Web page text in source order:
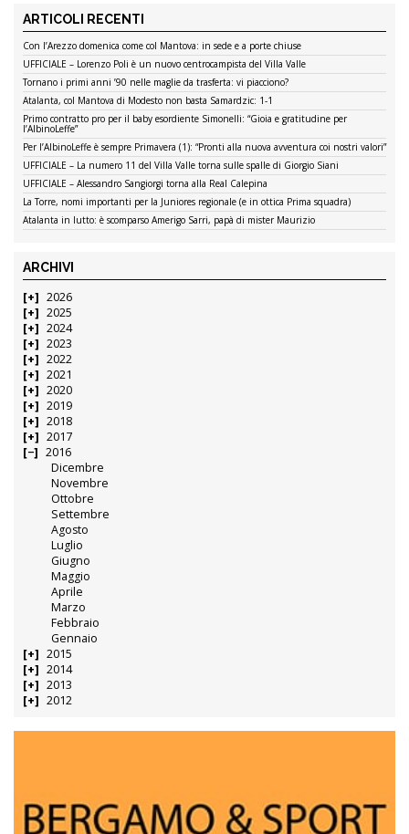
ARTICOLI RECENTI
Con l’Arezzo domenica come col Mantova: in sede e a porte chiuse
UFFICIALE – Lorenzo Poli è un nuovo centrocampista del Villa Valle
Tornano i primi anni ’90 nelle maglie da trasferta: vi piacciono?
Atalanta, col Mantova di Modesto non basta Samardzic: 1-1
Primo contratto pro per il baby esordiente Simonelli: “Gioia e gratitudine per
l’AlbinoLeffe”
Per l’AlbinoLeffe è sempre Primavera (1): “Pronti alla nuova avventura coi nostri valori”
UFFICIALE – La numero 11 del Villa Valle torna sulle spalle di Giorgio Siani
UFFICIALE – Alessandro Sangiorgi torna alla Real Calepina
La Torre, nomi importanti per la Juniores regionale (e in ottica Prima squadra)
Atalanta in lutto: è scomparso Amerigo Sarri, papà di mister Maurizio
ARCHIVI
2026
2025
2024
2023
2022
2021
2020
2019
2018
2017
2016
Dicembre
Novembre
Ottobre
Settembre
Agosto
Luglio
Giugno
Maggio
Aprile
Marzo
Febbraio
Gennaio
2015
2014
2013
2012